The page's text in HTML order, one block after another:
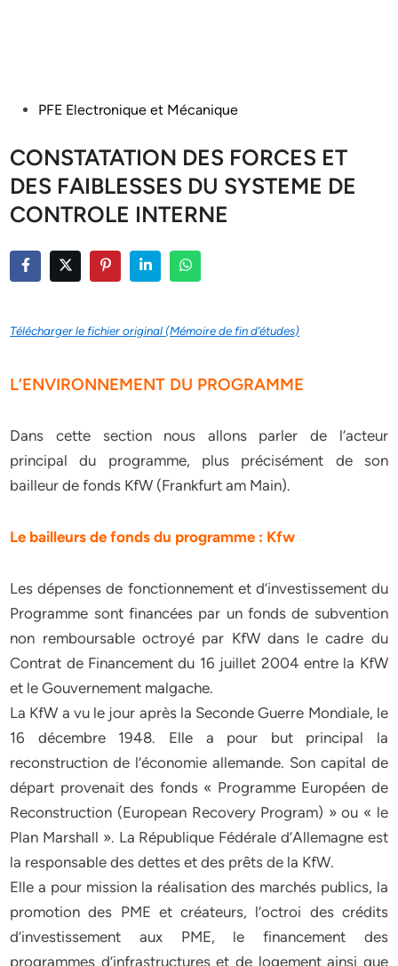
PostedPFE Electronique et Mécanique
CONSTATATION DES FORCES ET
DES FAIBLESSES DU SYSTEME DE
CONTROLE INTERNE
Télécharger le fichier original (Mémoire de fin d’études)
L’ENVIRONNEMENT DU PROGRAMME
Dans cette section nous allons parler de l’acteur
principal du programme, plus précisément de son
bailleur de fonds KfW (Frankfurt am Main).
Le bailleurs de fonds du programme : Kfw
Les dépenses de fonctionnement et d’investissement du
Programme sont financées par un fonds de subvention
non remboursable octroyé par KfW dans le cadre du
Contrat de Financement du 16 juillet 2004 entre la KfW
et le Gouvernement malgache.
La KfW a vu le jour après la Seconde Guerre Mondiale, le
16 décembre 1948. Elle a pour but principal la
reconstruction de l’économie allemande. Son capital de
départ provenait des fonds « Programme Européen de
Reconstruction (European Recovery Program) » ou « le
Plan Marshall ». La République Fédérale d’Allemagne est
la responsable des dettes et des prêts de la KfW.
Elle a pour mission la réalisation des marchés publics, la
promotion des PME et créateurs, l’octroi des crédits
d’investissement aux PME, le financement des
programmes d’infrastructures et de logement ainsi que